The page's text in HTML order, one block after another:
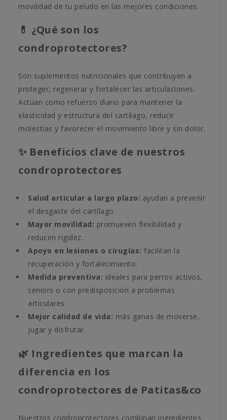
movilidad de tu peludo en las mejores condiciones.
💊 ¿Qué son los
condroprotectores?
Son suplementos nutricionales que contribuyen a
proteger, regenerar y fortalecer las articulaciones.
Actúan como refuerzo diario para mantener la
elasticidad y estructura del cartílago, reducir
molestias y favorecer el movimiento libre y sin dolor.
✨ Beneficios clave de nuestros
condroprotectores
Salud articular a largo plazo: ayudan a prevenir
el desgaste del cartílago.
Mayor movilidad: promueven flexibilidad y
reducen rigidez.
Apoyo en lesiones o cirugías: facilitan la
recuperación y fortalecimiento.
Medida preventiva: ideales para perros activos,
seniors o con predisposición a problemas
articulares.
Mejor calidad de vida: más ganas de moverse,
jugar y disfrutar.
🌿 Ingredientes que marcan la
diferencia en los
condroprotectores de Patitas&co
Nuestros condroprotectores combinan ingredientes